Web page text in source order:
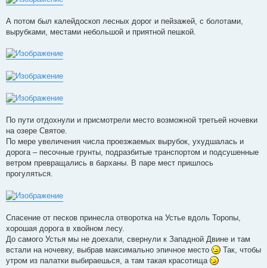
А потом был калейдоскоп лесных дорог и пейзажей, с болотами,
вырубками, местами небольшой и приятной пешкой.
По пути отдохнули и присмотрели место возможной третьей ночевки
на озере Святое.
По мере увеличения числа проезжаемых вырубок, ухудшалась и
дорога – песочные грунты, подразбитые транспортом и подсушенные
ветром превращались в барханы. В паре мест пришлось
прогуляться.
Спасение от песков принесла отворотка на Устье вдоль Торопы,
хорошая дорога в хвойном лесу.
До самого Устья мы не доехали, свернули к Западной Двине и там
встали на ночевку, выбрав максимально эпичное место
Так, чтобы
утром из палатки выбираешься, а там такая красотища